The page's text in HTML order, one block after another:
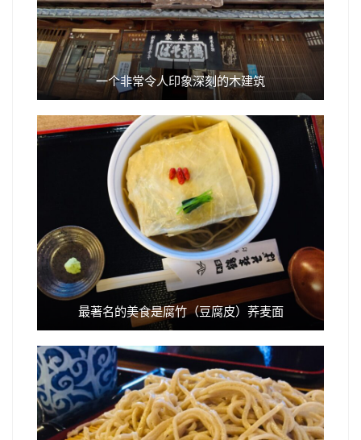
一个非常令人印象深刻的木建筑
最著名的美食是腐竹（豆腐皮）荞麦面